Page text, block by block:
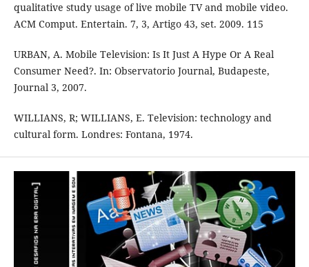
qualitative study usage of live mobile TV and mobile video.
ACM Comput. Entertain. 7, 3, Artigo 43, set. 2009. 115
URBAN, A. Mobile Television: Is It Just A Hype Or A Real
Consumer Need?. In: Observatorio Journal, Budapeste,
Journal 3, 2007.
WILLIANS, R; WILLIANS, E. Television: technology and
cultural form. Londres: Fontana, 1974.